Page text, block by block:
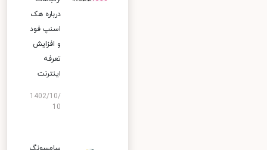
درباره هک
اسنپ‌ فود
و افزایش
تعرفه
اینترنت
1402/10/
10